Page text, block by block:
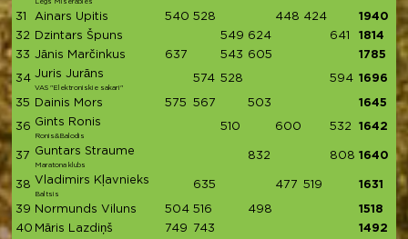
31 Ainars Upitis 540 528 448 424
1940
32
Dzintars Špuns 549 624 641
1814
33 Jānis Marčinkus 637 543 605 1785
34 Juris Jurāns
VAS "Elektroniskie sakari"
574 528 594 1696
35 Dainis Mors 575 567 503 1645
36 Gints Ronis
Ronis&Balodis
510 600 532 1642
37 Guntars Straume
Maratona klubs
832 808 1640
38 Vladimirs Kļavnieks
Baltsis
635 477 519 1631
39 Normunds Viluns 504 516 498
1518
40 Māris Lazdiņš 749 743
1492